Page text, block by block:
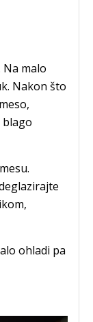
Na malo
Nakon što
blago
ohladi pa